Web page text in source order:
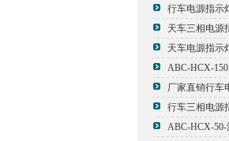
天车三相电源
天车电源指示